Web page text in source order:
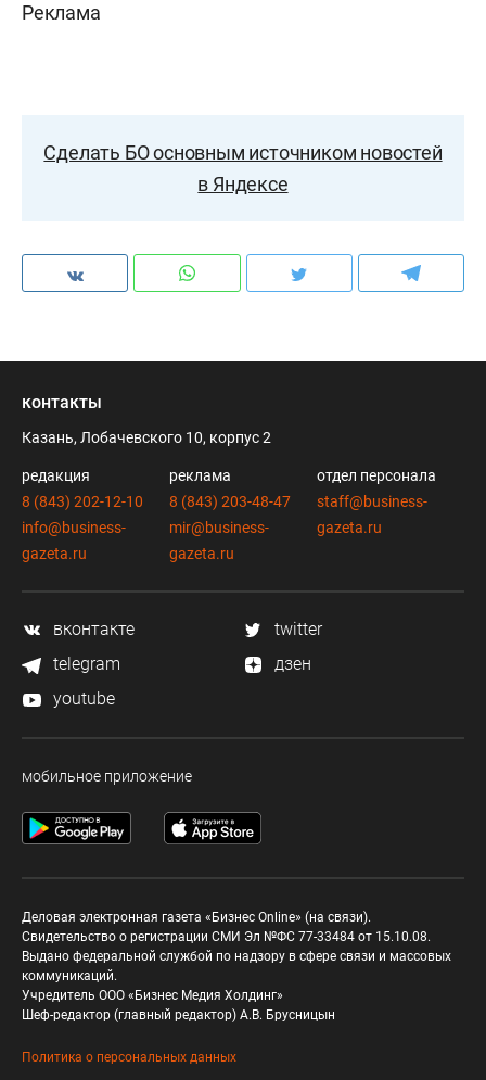
Реклама
Сделать БО основным источником новостей
в Яндексе
контакты
Казань, Лобачевского 10, корпус 2
редакция
8 (843) 202-12-10
info@business-
gazeta.ru
реклама
8 (843) 203-48-47
mir@business-
gazeta.ru
отдел персонала
staff@business-
gazeta.ru
вконтакте
twitter
telegram
дзен
youtube
мобильное приложение
Деловая электронная газета «Бизнес Online» (на связи).
Свидетельство о регистрации СМИ Эл №ФС 77-33484 от 15.10.08.
Выдано федеральной службой по надзору в сфере связи и массовых
коммуникаций.
Учредитель ООО «Бизнес Медия Холдинг»
Шеф-редактор (главный редактор) А.В. Брусницын
Политика о персональных данных